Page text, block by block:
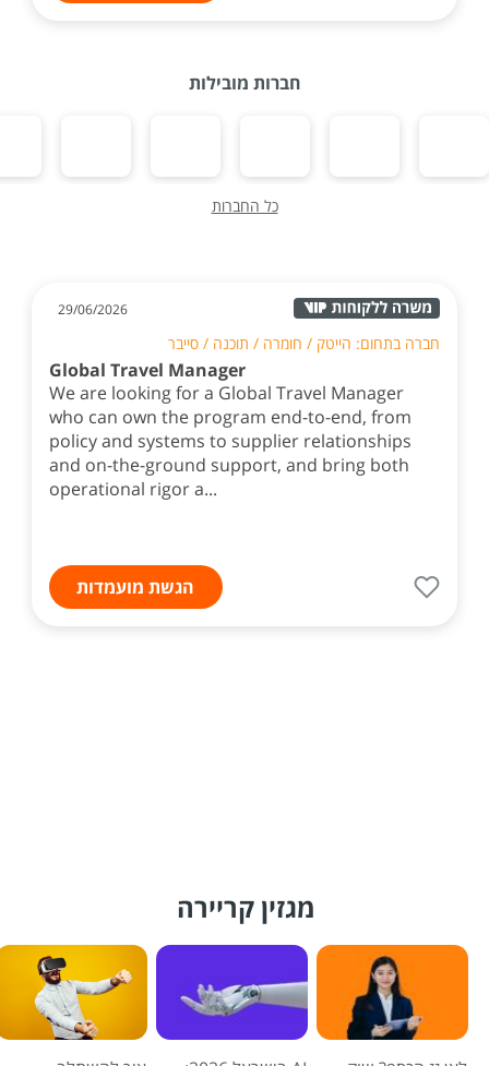
חברות מובילות
כל החברות
29/06/2026
חברה בתחום: הייטק / חומרה / תוכנה / סייבר
Global Travel Manager
We are looking for a Global Travel Manager
who can own the program end-to-end, from
policy and systems to supplier relationships
and on-the-ground support, and bring both
operational rigor a...
הגשת מועמדות
מגזין קריירה